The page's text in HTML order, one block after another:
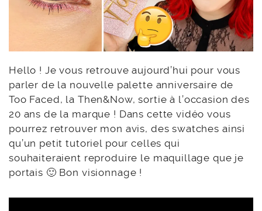
Hello ! Je vous retrouve aujourd’hui pour vous
parler de la nouvelle palette anniversaire de
Too Faced, la Then&Now, sortie à l’occasion des
20 ans de la marque ! Dans cette vidéo vous
pourrez retrouver mon avis, des swatches ainsi
qu’un petit tutoriel pour celles qui
souhaiteraient reproduire le maquillage que je
portais 🙂 Bon visionnage !